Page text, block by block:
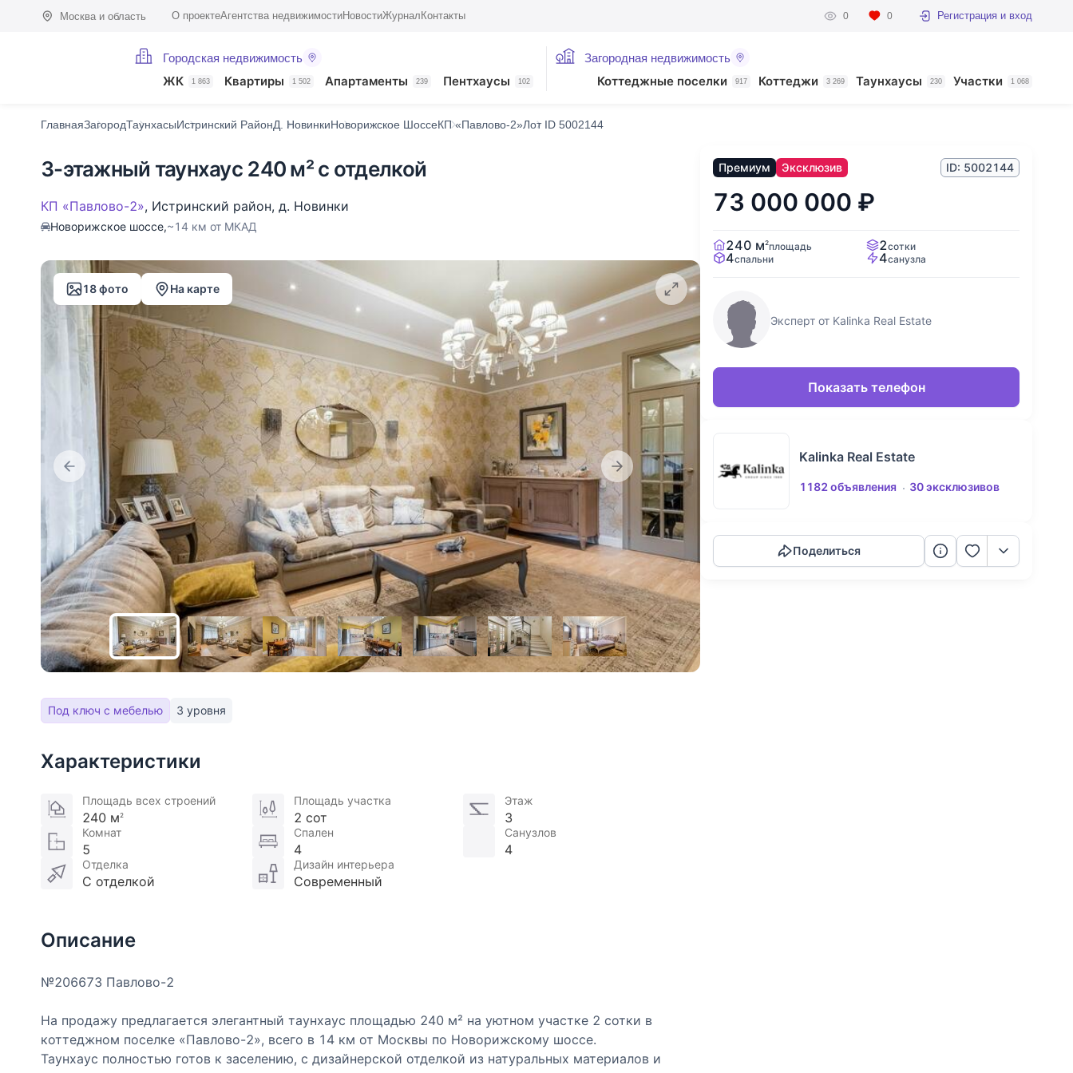
Москва и область О проектеАгентства недвижимостиНовостиЖурнал Контакты 0 0 Регистрация и вход
Городская недвижимость
ЖК 1 863 Квартиры 1 502 Апартаменты 239 Пентхаусы 102
Загородная недвижимость
Коттеджные поселки 917 Коттеджи 3 269 Таунхаусы 230 Участки 1 068
ГлавнаяЗагородТаунхасыИстринский РайонД. НовинкиНоворижское ШоссеКП «Павлово-2»Лот ID 5002144
3-этажный таунхаус 240 м² с отделкой
КП «Павлово-2», Истринский район, д. Новинки
Новорижское шоссе,~14 км от МКАД
18 фото На карте
Под ключ с мебелью 3 уровня
Характеристики
Площадь всех строений
240 м 2
Площадь участка
2 сот
Этаж
3
Комнат
5
Спален
4
Санузлов
4
Отделка
С отделкой
Дизайн интерьера
Современный
Описание
№206673 Павлово-2
На продажу предлагается элегантный таунхаус площадью 240 м² на уютном участке 2 сотки в
коттеджном поселке «Павлово-2», всего в 14 км от Москвы по Новорижскому шоссе.
Таунхаус полностью готов к заселению, с дизайнерской отделкой из натуральных материалов и
Премиум Эксклюзив ID: 5002144
73 000 000 ₽
240 м2площадь 2сотки
4спальни 4санузла
Эксперт от Kalinka Real Estate
Показать телефон
Kalinka Real Estate
1182 объявления 30 эксклюзивов
Поделиться
ХарактеристикиОписаниеО поселкеНа карте